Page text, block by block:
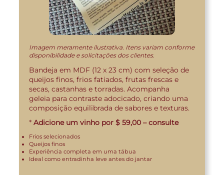
Imagem meramente ilustrativa. Itens variam conforme
disponibilidade e solicitações dos clientes.
Bandeja em MDF (12 x 23 cm) com seleção de
queijos finos, frios fatiados, frutas frescas e
secas, castanhas e torradas. Acompanha
geleia para contraste adocicado, criando uma
composição equilibrada de sabores e texturas.
* Adicione um vinho por $ 59,00 – consulte
Frios selecionados
Queijos finos
Experiência completa em uma tábua
Ideal como entradinha leve antes do jantar